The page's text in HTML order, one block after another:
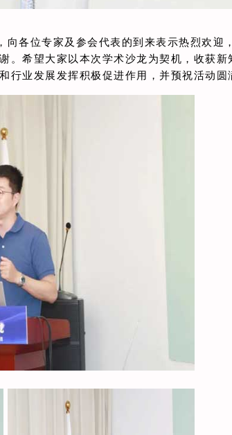
向各位专家及参会代表的到来表示热烈欢迎
。希望大家以本次学术沙龙为契机，收获新
行业发展发挥积极促进作用，并预祝活动圆